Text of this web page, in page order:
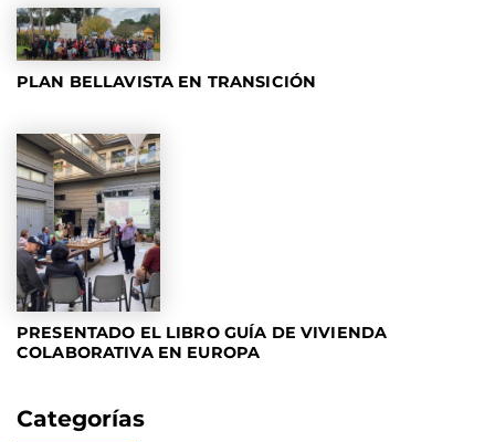
PLAN BELLAVISTA EN TRANSICIÓN
PRESENTADO EL LIBRO GUÍA DE VIVIENDA
COLABORATIVA EN EUROPA
Categorías